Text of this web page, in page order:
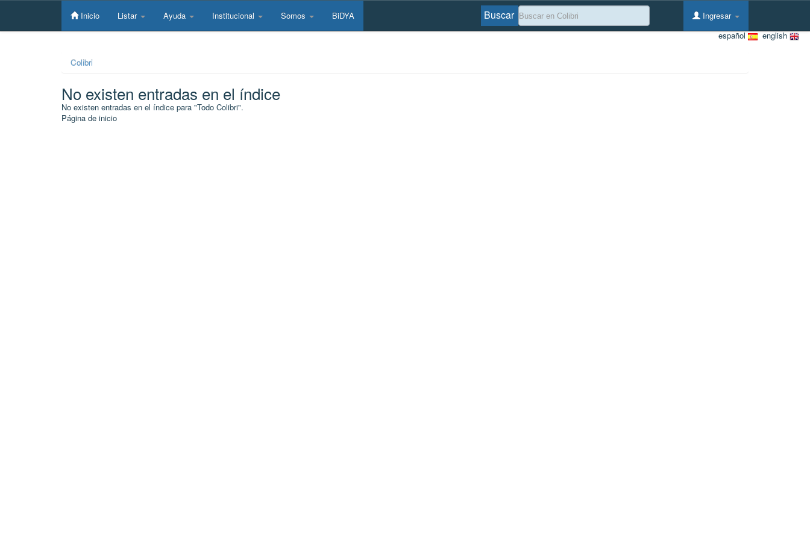
Skip
Inicio Listar Ayuda Institucional Somos BiDYA Ingresar
Buscar
english
español
Colibri
No existen entradas en el índice
No existen entradas en el índice para "Todo Colibri".
Página de inicio